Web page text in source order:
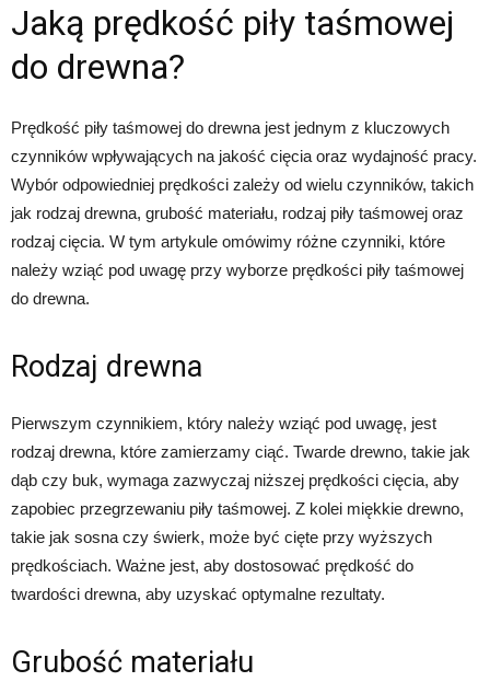
Jaką prędkość piły taśmowej
do drewna?
Prędkość piły taśmowej do drewna jest jednym z kluczowych
czynników wpływających na jakość cięcia oraz wydajność pracy.
Wybór odpowiedniej prędkości zależy od wielu czynników, takich
jak rodzaj drewna, grubość materiału, rodzaj piły taśmowej oraz
rodzaj cięcia. W tym artykule omówimy różne czynniki, które
należy wziąć pod uwagę przy wyborze prędkości piły taśmowej
do drewna.
Rodzaj drewna
Pierwszym czynnikiem, który należy wziąć pod uwagę, jest
rodzaj drewna, które zamierzamy ciąć. Twarde drewno, takie jak
dąb czy buk, wymaga zazwyczaj niższej prędkości cięcia, aby
zapobiec przegrzewaniu piły taśmowej. Z kolei miękkie drewno,
takie jak sosna czy świerk, może być cięte przy wyższych
prędkościach. Ważne jest, aby dostosować prędkość do
twardości drewna, aby uzyskać optymalne rezultaty.
Grubość materiału